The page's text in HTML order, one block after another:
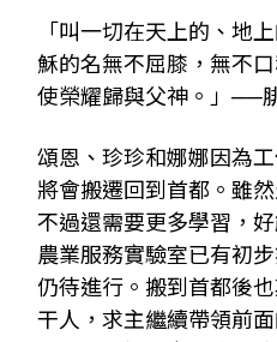
「叫一切在天上的、地
穌的名無不屈膝，無不
使榮耀歸與父神。」──
頌恩、珍珍和娜娜因為
將會搬遷回到首都。雖
不過還需要更多學習，
農業服務實驗室已有初
仍待進行。搬到首都後
干人，求主繼續帶領前